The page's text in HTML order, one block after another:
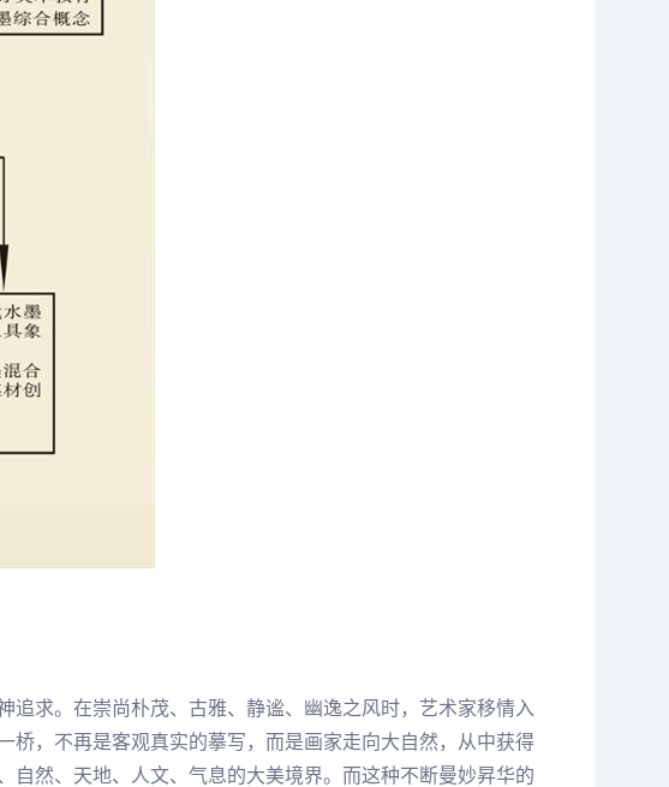
求。在崇尚朴茂、古雅、静谧、幽逸之风时，艺术家移情入
桥，不再是客观真实的摹写，而是画家走向大自然，从中获得
然、天地、人文、气息的大美境界。而这种不断曼妙昇华的